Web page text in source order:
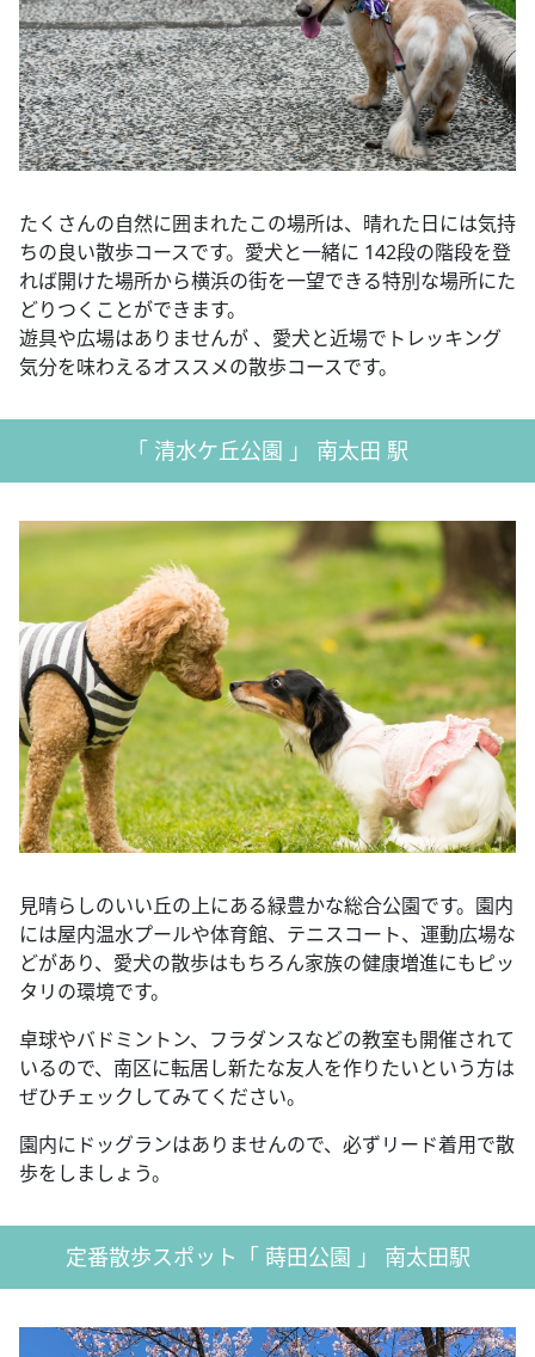
たくさんの自然に囲まれたこの場所は、晴れた日には気持
ちの良い散歩コースです。愛犬と一緒に 142段の階段を登
れば開けた場所から横浜の街を一望できる特別な場所にた
どりつくことができます。
遊具や広場はありませんが 、愛犬と近場でトレッキング
気分を味わえるオススメの散歩コースです。
「 清水ケ丘公園 」 南太田 駅
見晴らしのいい丘の上にある緑豊かな総合公園です。園内
には屋内温水プールや体育館、テニスコート、運動広場な
どがあり、愛犬の散歩はもちろん家族の健康増進にもピッ
タリの環境です。
卓球やバドミントン、フラダンスなどの教室も開催されて
いるので、南区に転居し新たな友人を作りたいという方は
ぜひチェックしてみてください。
園内にドッグランはありませんので、必ずリード着用で散
歩をしましょう。
定番散歩スポット「 蒔田公園 」 南太田駅